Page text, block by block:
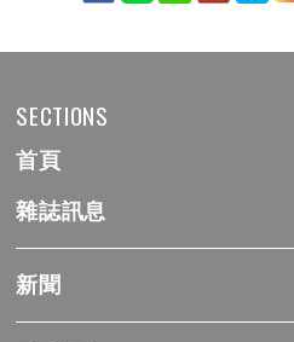
SECTIONS
首頁
雜誌訊息
新聞